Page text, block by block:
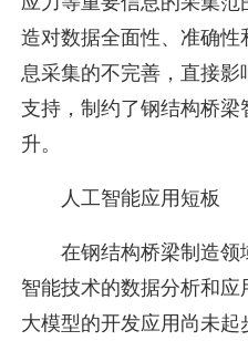
造对数据全面性、准确
息采集的不完善，直接
支持，制约了钢结构桥
升。
人工智能应用短板
在钢结构桥梁制造领
智能技术的数据分析和
大模型的开发应用尚未起